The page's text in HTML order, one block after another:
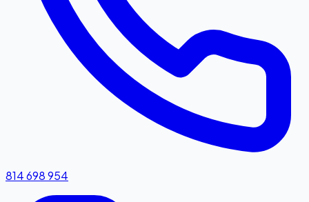
814 698 954